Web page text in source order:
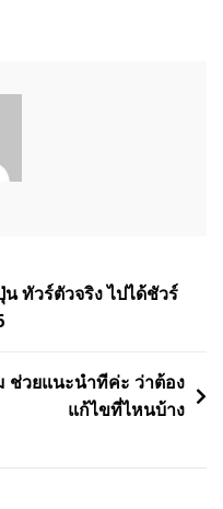
ทัวร์ตัวจริง ไปได้ชัวร์
ช่วยแนะนำทีค่ะ ว่าต้อง
แก้ไขที่ไหนบ้าง